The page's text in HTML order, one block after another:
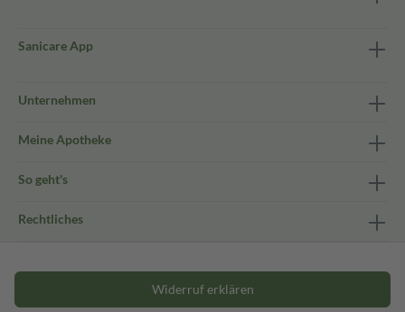
Sanicare App
Unternehmen
Meine Apotheke
So geht's
Rechtliches
Widerruf erklären